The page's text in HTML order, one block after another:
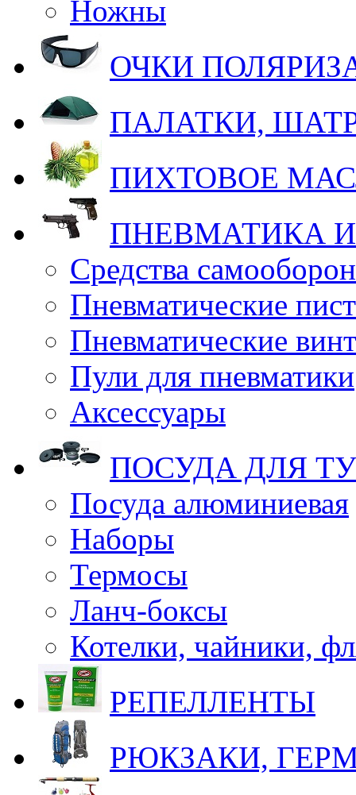
Ножны
ОЧКИ
ПАЛАТКИ,
ПИХТОВОЕ
ПНЕВМАТИКА
Средства
Пневматические
Пневматические
Пули для пневматики
Аксессуары
ПОСУДА ДЛЯ
Посуда алюминиевая
Наборы
Термосы
Ланч-боксы
Котелки, чайники,
РЕПЕЛЛЕНТЫ
РЮКЗАКИ,